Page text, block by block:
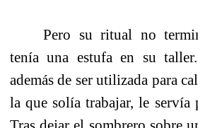
Pero su ritual no
tenía una estufa en su
además de ser utilizada para
la que solía trabajar, le servía